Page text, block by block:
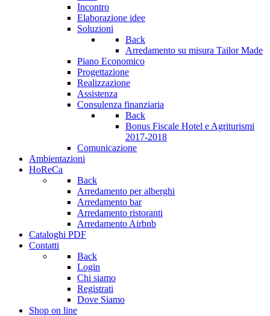
Incontro
Elaborazione idee
Soluzioni
Back
Arredamento su misura Tailor Made
Piano Economico
Progettazione
Realizzazione
Assistenza
Consulenza finanziaria
Back
Bonus Fiscale Hotel e Agriturismi
2017-2018
Comunicazione
Ambientazioni
HoReCa
Back
Arredamento per alberghi
Arredamento bar
Arredamento ristoranti
Arredamento Airbnb
Cataloghi PDF
Contatti
Back
Login
Chi siamo
Registrati
Dove Siamo
Shop on line